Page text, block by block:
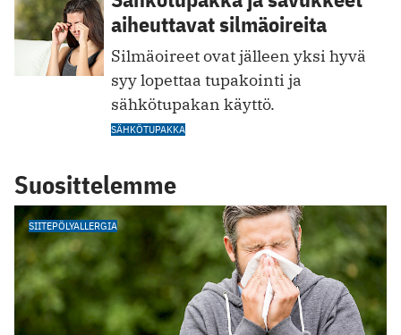
aiheuttavat silmäoireita
Silmäoireet ovat jälleen yksi hyvä
syy lopettaa tupakointi ja
sähkötupakan käyttö.
SÄHKÖTUPAKKA
Suosittelemme
SIITEPÖLYALLERGIA